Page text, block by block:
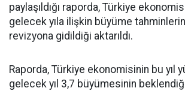
paylaşıldığı raporda, Türkiye
gelecek yıla ilişkin büyüme
revizyona gidildiği aktarıldı.
Raporda, Türkiye ekonomisinin bu yıl
gelecek yıl 3,7 büyümesinin